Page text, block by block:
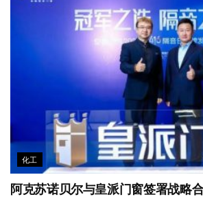
化工
阿克苏诺贝尔与皇派门窗签署战略